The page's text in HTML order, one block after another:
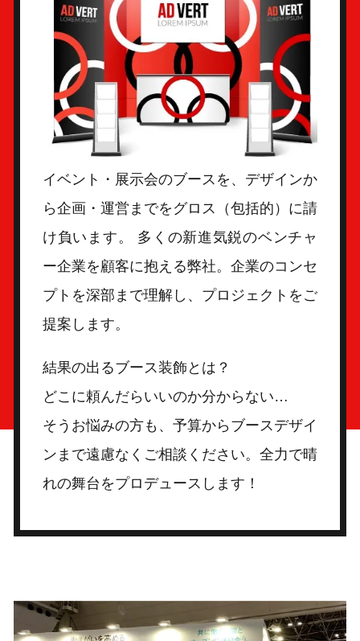
イベント・展示会のブースを、デザインか
ら企画・運営までをグロス（包括的）に請
け負います。 多くの新進気鋭のベンチャ
ー企業を顧客に抱える弊社。企業のコンセ
プトを深部まで理解し、プロジェクトをご
提案します。
結果の出るブース装飾とは？
どこに頼んだらいいのか分からない…
そうお悩みの方も、予算からブースデザイ
ンまで遠慮なくご相談ください。全力で晴
れの舞台をプロデュースします！